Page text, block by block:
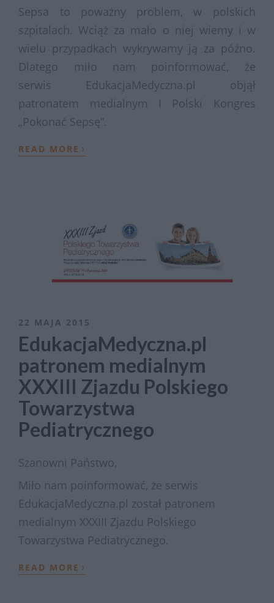
Sepsa to poważny problem, w polskich
szpitalach. Wciąż za mało o niej wiemy i w
wielu przypadkach wykrywamy ją za późno.
Dlatego miło nam poinformować, że
serwis EdukacjaMedyczna.pl objął
patronatem medialnym I Polski Kongres
„Pokonać Sepsę”.
READ MORE ›
22 MAJA 2015
EdukacjaMedyczna.pl
patronem medialnym
XXXIII Zjazdu Polskiego
Towarzystwa
Pediatrycznego
Szanowni Państwo,
Miło nam poinformować, że serwis
EdukacjaMedyczna.pl został patronem
medialnym XXXIII Zjazdu Polskiego
Towarzystwa Pediatrycznego.
READ MORE ›